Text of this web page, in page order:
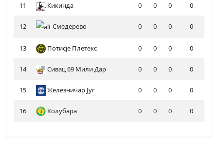
11 Кикинда 0 0 0 0
12 Смедерево 0 0 0 0
13 Потисје Плетекс 0 0 0 0
14 Сивац 69 Мили Дар 0 0 0 0
15 Железничар Југ 0 0 0 0
16 Колубара 0 0 0 0